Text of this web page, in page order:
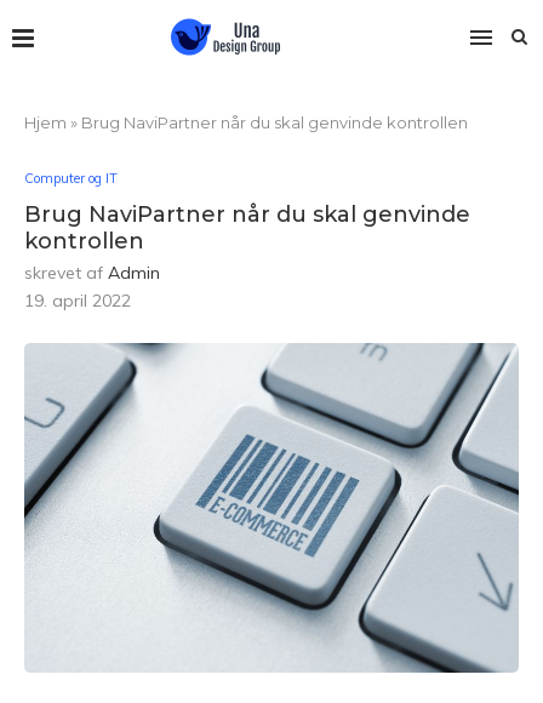
Hjem » Brug NaviPartner når du skal genvinde kontrollen
Computer og IT
Brug NaviPartner når du skal genvinde
kontrollen
skrevet af Admin
19. april 2022